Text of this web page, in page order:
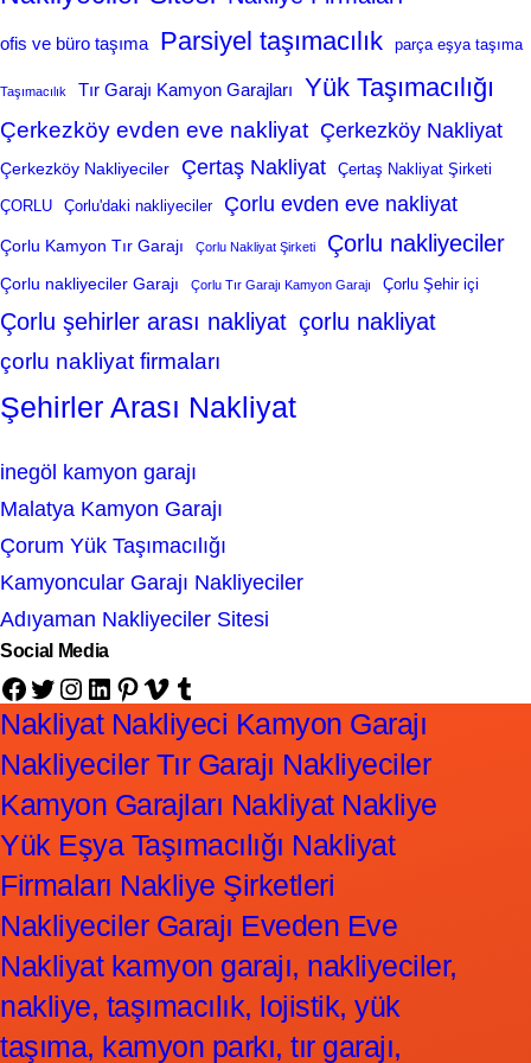
ofis ve büro taşıma Parsiyel taşımacılık parça eşya taşıma
Taşımacılık Tır Garajı Kamyon Garajları Yük Taşımacılığı
Çerkezköy evden eve nakliyat Çerkezköy Nakliyat
Çerkezköy Nakliyeciler Çertaş Nakliyat Çertaş Nakliyat Şirketi
ÇORLU Çorlu'daki nakliyeciler Çorlu evden eve nakliyat
Çorlu Kamyon Tır Garajı Çorlu Nakliyat Şirketi Çorlu nakliyeciler
Çorlu nakliyeciler Garajı Çorlu Tır Garajı Kamyon Garajı Çorlu Şehir içi
Çorlu şehirler arası nakliyat çorlu nakliyat
çorlu nakliyat firmaları
Şehirler Arası Nakliyat
inegöl kamyon garajı
Malatya Kamyon Garajı
Çorum Yük Taşımacılığı
Kamyoncular Garajı Nakliyeciler
Adıyaman Nakliyeciler Sitesi
Social Media
Facebook Twitter Instagram LinkedIn Pinterest Vimeo Tumblr
Nakliyat Nakliyeci Kamyon Garajı
Nakliyeciler Tır Garajı Nakliyeciler
Kamyon Garajları Nakliyat Nakliye
Yük Eşya Taşımacılığı Nakliyat
Firmaları Nakliye Şirketleri
Nakliyeciler Garajı Eveden Eve
Nakliyat kamyon garajı, nakliyeciler,
nakliye, taşımacılık, lojistik, yük
taşıma, kamyon parkı, tır garajı,